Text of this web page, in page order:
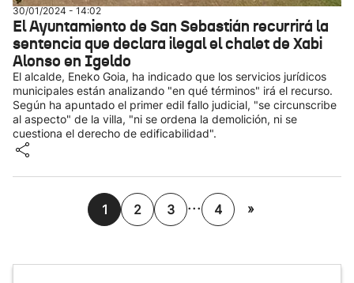
30/01/2024 - 14:02
El Ayuntamiento de San Sebastián recurrirá la
sentencia que declara ilegal el chalet de Xabi
Alonso en Igeldo
El alcalde, Eneko Goia, ha indicado que los servicios jurídicos
municipales están analizando "en qué términos" irá el recurso.
Según ha apuntado el primer edil fallo judicial, "se circunscribe
al aspecto" de la villa, "ni se ordena la demolición, ni se
cuestiona el derecho de edificabilidad".
1 2 3 ... 4 »